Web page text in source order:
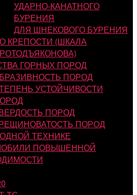
УДАРНО-КАНАТНОГО
БУРЕНИЯ
ДЛЯ ШНЕКОВОГО БУРЕНИЯ
КРЕПОСТИ (ШКАЛА
ГОРНЫХ ПОРОД
ПОРОД
УСТОЙЧИВОСТИ
ПОРОД
ПОРОД
ТЕХНИКЕ
ПОВЫШЕННОЙ